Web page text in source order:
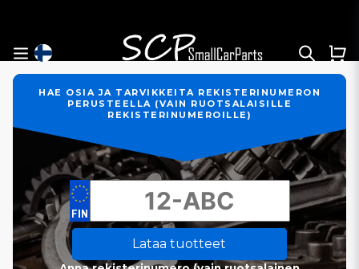
HAE OSIA JA TARVIKKEITA REKISTERINUMERON
PERUSTEELLA (VAIN RUOTSALAISILLE
REKISTERINUMEROILLE)
Lataa tuotteet